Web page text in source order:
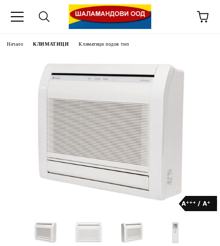
Начало КЛИМАТИЦИ Климатици подов тип